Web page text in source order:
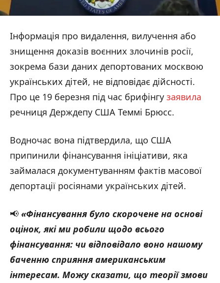
Інформація про видалення, вилучення або
знищення доказів воєнних злочинів росії,
зокрема бази даних депортованих москвою
українських дітей, не відповідає дійсності.
Про це 19 березня під час брифінгу заявила
речниця Держдепу США Теммі Брюсс.
Водночас вона підтвердила, що США
припинили фінансування ініціативи, яка
займалася документуванням фактів масової
депортації росіянами українських дітей.
📢 «Фінансування було скорочене на основі
оцінок, які ми робили щодо всього
фінансування: чи відповідало воно нашому
баченню сприяння американським
інтересам. Можу сказати, що теорії змови